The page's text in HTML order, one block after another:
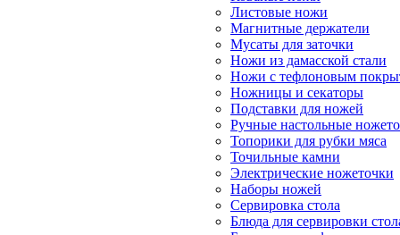
Листовые ножи
Магнитные держатели
Мусаты для заточки
Ножи из дамасской стали
Ножи с тефлоновым
Ножницы и секаторы
Подставки для ножей
Ручные настольные
Топорики для рубки мяса
Точильные камни
Электрические ножеточки
Наборы ножей
Сервировка стола
Блюда для сервировки